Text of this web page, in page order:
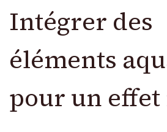
Intégrer des
éléments
pour un